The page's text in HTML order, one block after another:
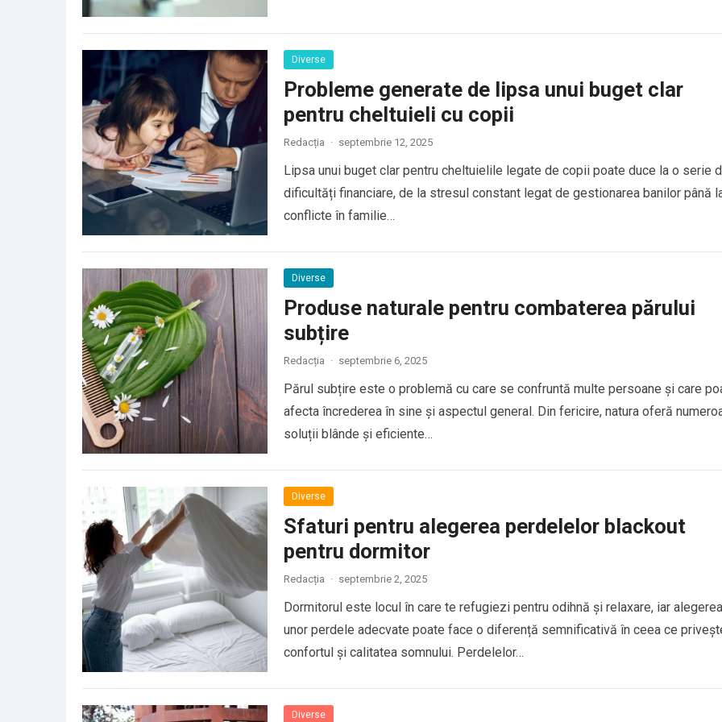
Diverse
Probleme generate de lipsa unui buget clar
pentru cheltuieli cu copii
Redacția · septembrie 12, 2025
Lipsa unui buget clar pentru cheltuielile legate de copii poate duce la o serie
dificultăți financiare, de la stresul constant legat de gestionarea banilor până
conflicte în familie…
Diverse
Produse naturale pentru combaterea părului
subțire
Redacția · septembrie 6, 2025
Părul subțire este o problemă cu care se confruntă multe persoane și care
afecta încrederea în sine și aspectul general. Din fericire, natura oferă
soluții blânde și eficiente…
Diverse
Sfaturi pentru alegerea perdelelor blackout
pentru dormitor
Redacția · septembrie 2, 2025
Dormitorul este locul în care te refugiezi pentru odihnă și relaxare, iar alegerea
unor perdele adecvate poate face o diferență semnificativă în ceea ce
confortul și calitatea somnului. Perdelelor…
Diverse